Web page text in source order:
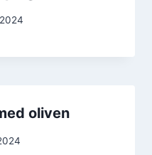
oliven